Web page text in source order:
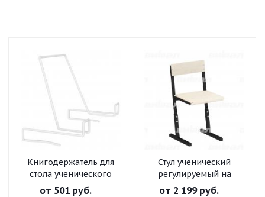
Книгодержатель для
стола ученического
от 501 руб.
Стул ученический
регулируемый на
прямоугольной трубе
от 2 199 руб.